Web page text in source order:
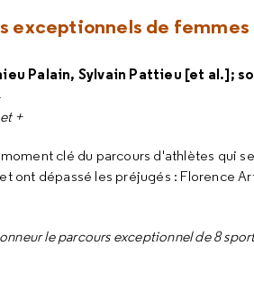
exceptionnels de
Palain, Sylvain Pattieu [et al.];
+
clé du parcours d'athlètes qui
ont dépassé les préjugés : Florence
le parcours exceptionnel de 8